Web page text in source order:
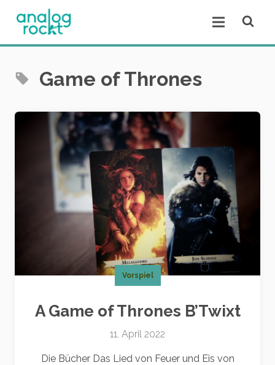
Open menu.
Open
Game of Thrones
Vorspiel
A Game of Thrones B’Twixt
11. April 2022
Die Bücher Das Lied von Feuer und Eis von